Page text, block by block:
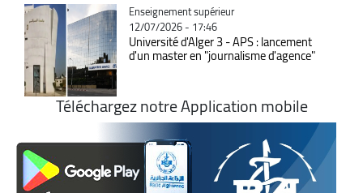
Catégorie
Enseignement supérieur
12/07/2026 - 17:46
Université d'Alger 3 - APS : lancement
d'un master en "journalisme d'agence"
Téléchargez notre Application mobile